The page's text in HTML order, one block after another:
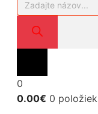
Products
search
0
0.00€ 0 položiek